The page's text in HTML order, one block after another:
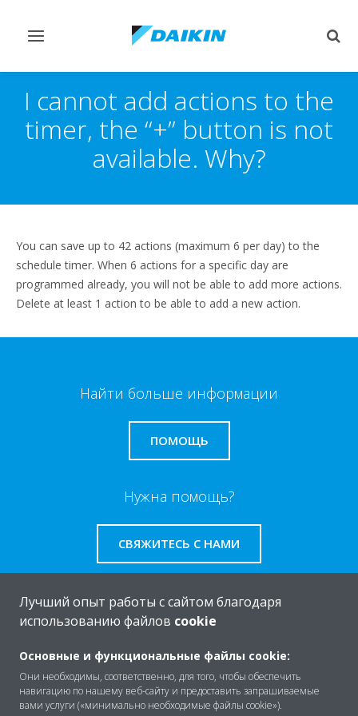
Переключить
I cannot add actions to the
timer, the “+” button is not
available. Why?
You can save up to 42 actions (maximum 6 per day) to the
schedule timer. When 6 actions for a specific day are
programmed already, you will not be able to add more actions.
Delete at least 1 action to be able to add a new action.
Найти больше информации
ПОМОЩЬ
Нужна помощь?
СВЯЖИТЕСЬ С НАМИ
Решения
Лучший опыт работы с сайтом благодаря
использованию файлов cookie
Основные и функциональные файлы cookie:
Они необходимы, соответственно, для того, чтобы обеспечить
навигацию по нашему веб-сайту и предоставить запрашиваемые
вами услуги («минимально необходимые файлы cookie»).